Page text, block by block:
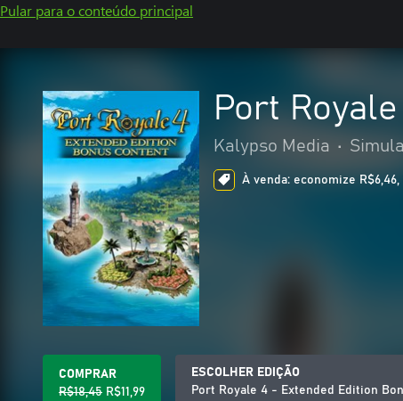
Pular para o conteúdo principal
Port
Kalypso Media •
À venda: economize
COMPRAR
R$18,45 R$11,99
ESCOLHER EDIÇÃO
Port Royale 4 - Extended Edition